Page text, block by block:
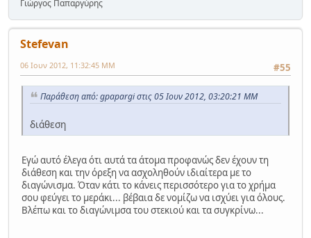
Γιώργος Παπαργύρης
Stefevan
#55
06 Ιουν 2012, 11:32:45 ΜΜ
Παράθεση από: gpapargi στις 05 Ιουν 2012, 03:20:21 ΜΜ
διάθεση
Εγώ αυτό έλεγα ότι αυτά τα άτομα προφανώς δεν έχουν τη
διάθεση και την όρεξη να ασχοληθούν ιδιαίτερα με το
διαγώνισμα. Όταν κάτι το κάνεις περισσότερο για το χρήμα
σου φεύγει το μεράκι... βέβαια δε νομίζω να ισχύει για όλους.
Βλέπω και το διαγώνιμσα του στεκιού και τα συγκρίνω...